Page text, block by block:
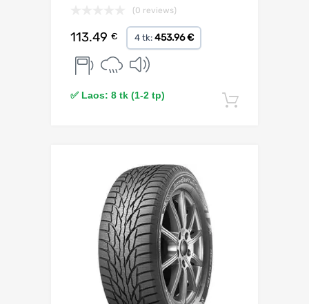
(0 reviews)
113.49 € 4 tk: 453.96 €
✅ Laos: 8 tk (1-2 tp)